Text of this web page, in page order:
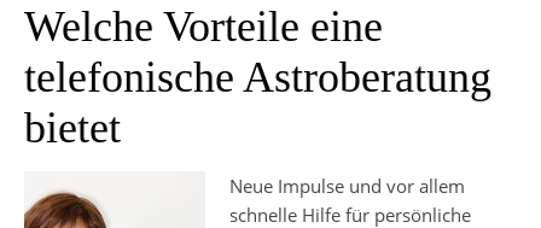
Welche Vorteile eine
telefonische Astroberatung
bietet
Neue Impulse und vor allem
schnelle Hilfe für persönliche